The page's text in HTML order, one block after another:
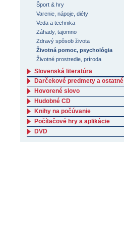
Šport & hry
Varenie, nápoje, diéty
Veda a technika
Záhady, tajomno
Zdravý spôsob života
Životná pomoc, psychológia
Životné prostredie, príroda
Slovenská literatúra
Darčekové predmety a ostatné
Hovorené slovo
Hudobné CD
Knihy na počúvanie
Počítačové hry a aplikácie
DVD